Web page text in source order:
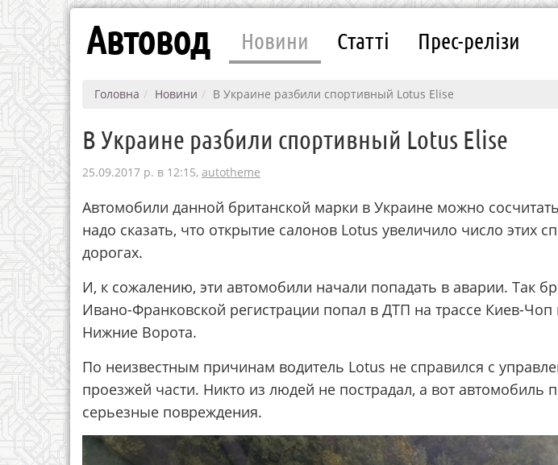
Автовод Новини Статті Прес-релізи
Головна Новини В Украине разбили спортивный Lotus Elise
В Украине разбили спортивный Lotus Elise
25.09.2017 р. в 12:15, autotheme
Автомобили данной британской марки в Украине можно
надо сказать, что открытие салонов Lotus увеличило число этих
дорогах.
И, к сожалению, эти автомобили начали попадать в аварии. Так
Ивано-Франковской регистрации попал в ДТП на трассе Киев-Чоп
Нижние Ворота.
По неизвестным причинам водитель Lotus не справился с
проезжей части. Никто из людей не пострадал, а вот автомобиль
серьезные повреждения.